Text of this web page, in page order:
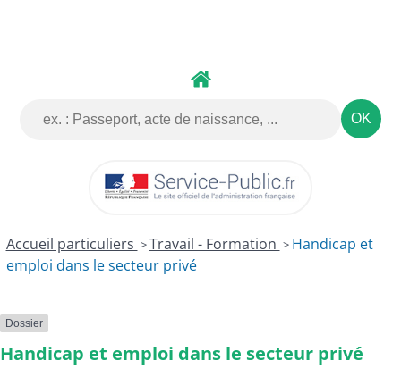
Accueil particuliers >Travail - Formation > Handicap et
emploi dans le secteur privé
Dossier
Handicap et emploi dans le secteur privé